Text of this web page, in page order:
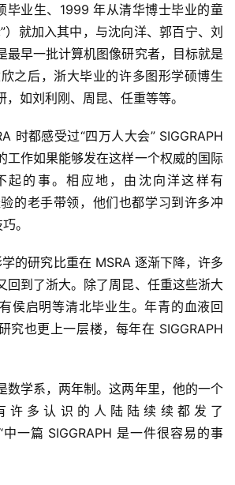
毕业生、1999 年从清华博士毕业的童
）就加入其中，与沈向洋、郭百宁、刘
最早一批计算机图像研究者，目标就是
之后，浙大毕业的许多图形学硕博生
如刘利刚、周昆、任重等等。
时都感受过“四万人大会” SIGGRAPH
工作如果能够发在这样一个权威的国际
起的事。相应地，由沈向洋这样有
的老手带领，他们也都学习到许多冲
。
的研究比重在 MSRA 逐渐下降，许多
回到了浙大。除了周昆、任重这些浙大
侯启明等清北毕业生。年青的血液回
究也更上一层楼，每年在 SIGGRAPH
数学系，两年制。这两年里，他的一个
许多认识的人陆陆续续都发了
中一篇 SIGGRAPH 是一件很容易的事